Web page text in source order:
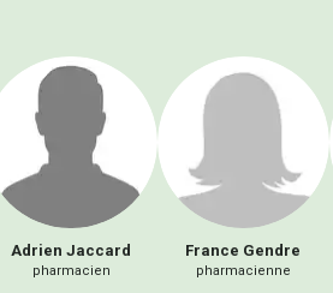
Adrien Jaccard
pharmacien
France Gendre
pharmacienne